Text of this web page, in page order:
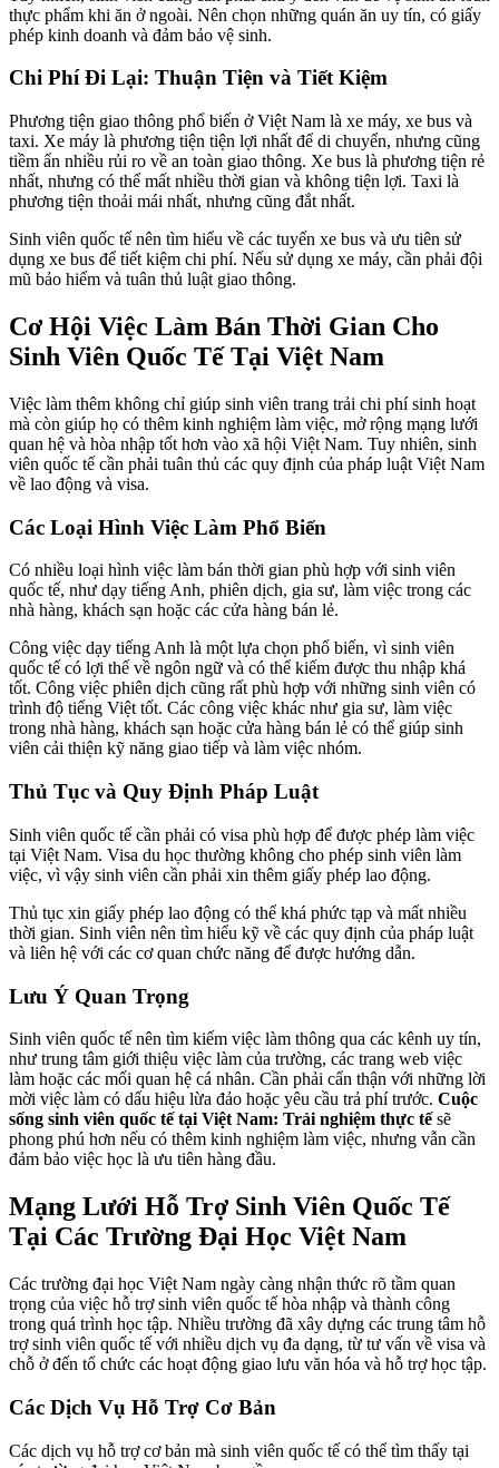
thực phẩm khi ăn ở ngoài. Nên chọn những quán ăn uy tín, có giấy
phép kinh doanh và đảm bảo vệ sinh.
Chi Phí Đi Lại: Thuận Tiện và Tiết Kiệm
Phương tiện giao thông phổ biến ở Việt Nam là xe máy, xe bus và
taxi. Xe máy là phương tiện tiện lợi nhất để di chuyển, nhưng cũng
tiềm ẩn nhiều rủi ro về an toàn giao thông. Xe bus là phương tiện rẻ
nhất, nhưng có thể mất nhiều thời gian và không tiện lợi. Taxi là
phương tiện thoải mái nhất, nhưng cũng đắt nhất.
Sinh viên quốc tế nên tìm hiểu về các tuyến xe bus và ưu tiên sử
dụng xe bus để tiết kiệm chi phí. Nếu sử dụng xe máy, cần phải đội
mũ bảo hiểm và tuân thủ luật giao thông.
Cơ Hội Việc Làm Bán Thời Gian Cho
Sinh Viên Quốc Tế Tại Việt Nam
Việc làm thêm không chỉ giúp sinh viên trang trải chi phí sinh hoạt
mà còn giúp họ có thêm kinh nghiệm làm việc, mở rộng mạng lưới
quan hệ và hòa nhập tốt hơn vào xã hội Việt Nam. Tuy nhiên, sinh
viên quốc tế cần phải tuân thủ các quy định của pháp luật Việt Nam
về lao động và visa.
Các Loại Hình Việc Làm Phổ Biến
Có nhiều loại hình việc làm bán thời gian phù hợp với sinh viên
quốc tế, như dạy tiếng Anh, phiên dịch, gia sư, làm việc trong các
nhà hàng, khách sạn hoặc các cửa hàng bán lẻ.
Công việc dạy tiếng Anh là một lựa chọn phổ biến, vì sinh viên
quốc tế có lợi thế về ngôn ngữ và có thể kiếm được thu nhập khá
tốt. Công việc phiên dịch cũng rất phù hợp với những sinh viên có
trình độ tiếng Việt tốt. Các công việc khác như gia sư, làm việc
trong nhà hàng, khách sạn hoặc cửa hàng bán lẻ có thể giúp sinh
viên cải thiện kỹ năng giao tiếp và làm việc nhóm.
Thủ Tục và Quy Định Pháp Luật
Sinh viên quốc tế cần phải có visa phù hợp để được phép làm việc
tại Việt Nam. Visa du học thường không cho phép sinh viên làm
việc, vì vậy sinh viên cần phải xin thêm giấy phép lao động.
Thủ tục xin giấy phép lao động có thể khá phức tạp và mất nhiều
thời gian. Sinh viên nên tìm hiểu kỹ về các quy định của pháp luật
và liên hệ với các cơ quan chức năng để được hướng dẫn.
Lưu Ý Quan Trọng
Sinh viên quốc tế nên tìm kiếm việc làm thông qua các kênh uy tín,
như trung tâm giới thiệu việc làm của trường, các trang web việc
làm hoặc các mối quan hệ cá nhân. Cần phải cẩn thận với những lời
mời việc làm có dấu hiệu lừa đảo hoặc yêu cầu trả phí trước. Cuộc
sống sinh viên quốc tế tại Việt Nam: Trải nghiệm thực tếsẽ
phong phú hơn nếu có thêm kinh nghiệm làm việc, nhưng vẫn cần
đảm bảo việc học là ưu tiên hàng đầu.
Mạng Lưới Hỗ Trợ Sinh Viên Quốc Tế
Tại Các Trường Đại Học Việt Nam
Các trường đại học Việt Nam ngày càng nhận thức rõ tầm quan
trọng của việc hỗ trợ sinh viên quốc tế hòa nhập và thành công
trong quá trình học tập. Nhiều trường đã xây dựng các trung tâm hỗ
trợ sinh viên quốc tế với nhiều dịch vụ đa dạng, từ tư vấn về visa và
chỗ ở đến tổ chức các hoạt động giao lưu văn hóa và hỗ trợ học tập.
Các Dịch Vụ Hỗ Trợ Cơ Bản
Các dịch vụ hỗ trợ cơ bản mà sinh viên quốc tế có thể tìm thấy tại